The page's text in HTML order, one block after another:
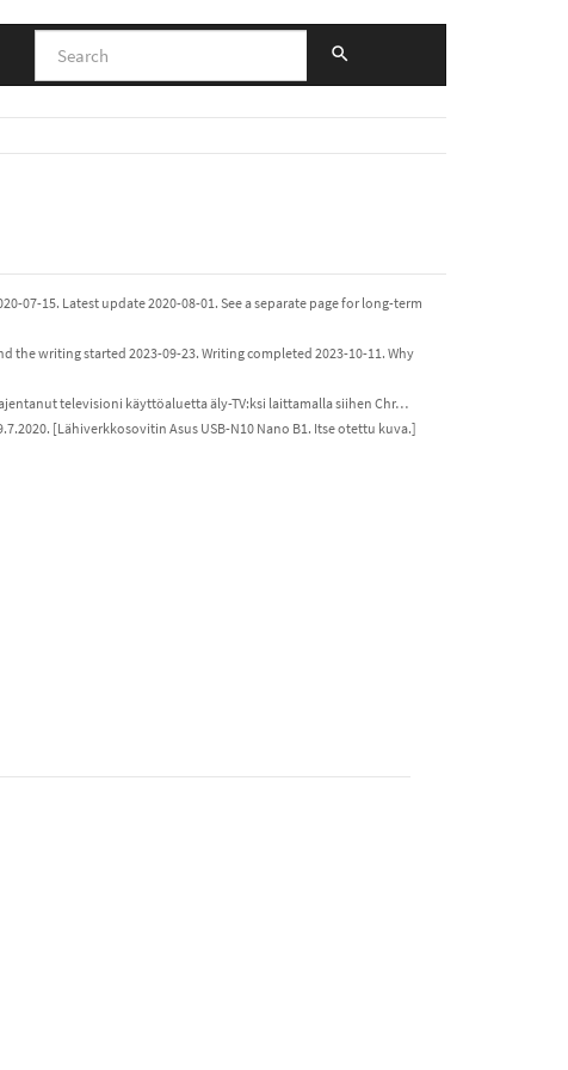
07-15. Latest update 2020-08-01. See a separate page for long-term
the writing started 2023-09-23. Writing completed 2023-10-11. Why
televisioni käyttöaluetta äly-TV:ksi laittamalla siihen Chr…
[Lähiverkkosovitin Asus USB-N10 Nano B1. Itse otettu kuva.]